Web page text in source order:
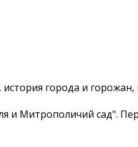
города и горожан,
и Митрополичий сад".